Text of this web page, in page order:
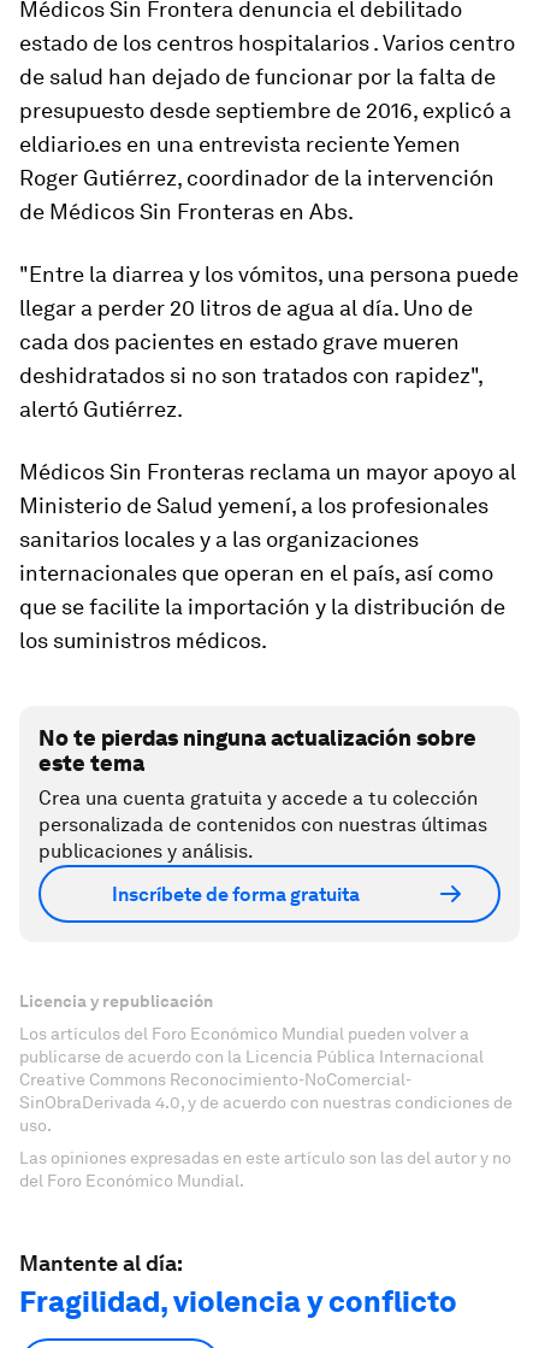
Médicos Sin Frontera denuncia el debilitado
estado de los centros hospitalarios . Varios centro
de salud han dejado de funcionar por la falta de
presupuesto desde septiembre de 2016, explicó a
eldiario.es en una entrevista reciente Yemen
Roger Gutiérrez, coordinador de la intervención
de Médicos Sin Fronteras en Abs.
"Entre la diarrea y los vómitos, una persona puede
llegar a perder 20 litros de agua al día. Uno de
cada dos pacientes en estado grave mueren
deshidratados si no son tratados con rapidez",
alertó Gutiérrez.
Médicos Sin Fronteras reclama un mayor apoyo al
Ministerio de Salud yemení, a los profesionales
sanitarios locales y a las organizaciones
internacionales que operan en el país, así como
que se facilite la importación y la distribución de
los suministros médicos.
No te pierdas ninguna actualización sobre
este tema
Crea una cuenta gratuita y accede a tu colección
personalizada de contenidos con nuestras últimas
publicaciones y análisis.
Inscríbete de forma gratuita
Licencia y republicación
Los artículos del Foro Económico Mundial pueden volver a
publicarse de acuerdo con la Licencia Pública Internacional
Creative Commons Reconocimiento-NoComercial-
SinObraDerivada 4.0, y de acuerdo con nuestras condiciones de
uso.
Las opiniones expresadas en este artículo son las del autor y no
del Foro Económico Mundial.
Mantente al día:
Fragilidad, violencia y conflicto